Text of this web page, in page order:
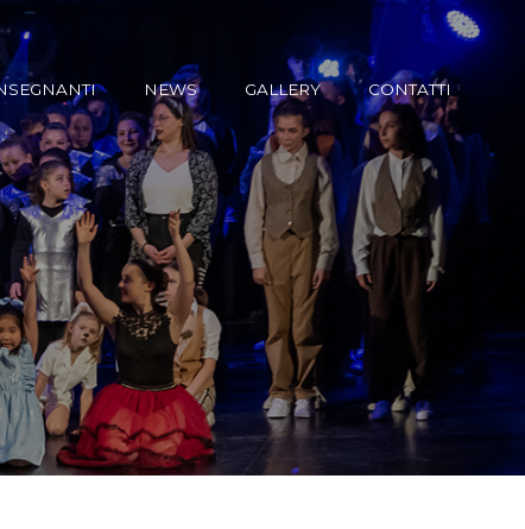
NEWS GALLERY CONTATTI